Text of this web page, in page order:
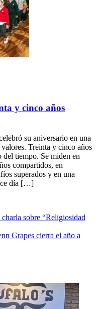
y cinco años
su aniversario en una
Treinta y cinco años
del tiempo. Se miden en
compartidos, en
superados y en una
día […]
sobre “Religiosidad
Grapes cierra el año a